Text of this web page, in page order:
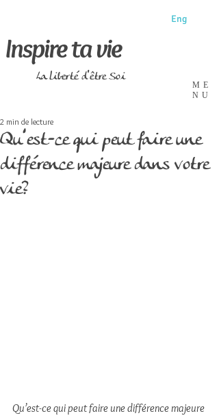
Inspire ta vie
La liberté d'être Soi
ME
NU
Eng
Qu’est-ce qui peut faire une
différence majeure dans votre
vie?
2 min de lecture
Qu’est-ce qui peut faire une différence majeure